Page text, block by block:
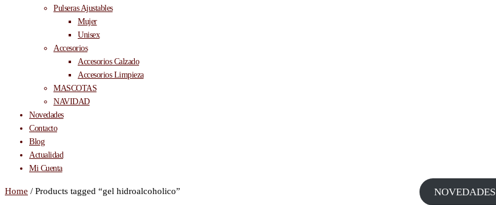
Pulseras Ajustables
Mujer
Unisex
Accesorios
Accesorios Calzado
Accesorios Limpieza
MASCOTAS
NAVIDAD
Novedades
Contacto
Blog
Actualidad
Mi Cuenta
Home / Products tagged “gel hidroalcoholico” NOVEDADES